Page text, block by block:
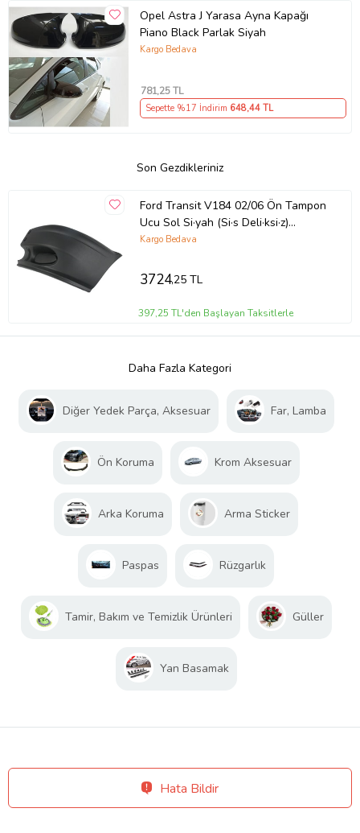
Opel Astra J Yarasa Ayna Kapağı
Piano Black Parlak Siyah
Kargo Bedava
781,25 TL
Sepette %17 İndirim 648,44 TL
Son Gezdikleriniz
Ford Transit V184 02/06 Ön Tampon
Ucu Sol Si·yah (Si·s Deli·ksi·z)
(Eurobump)
Kargo Bedava
3724,25 TL
397,25 TL'den Başlayan Taksitlerle
Daha Fazla Kategori
Diğer Yedek Parça, Aksesuar Far, Lamba
Ön Koruma Krom Aksesuar
Arka Koruma Arma Sticker
Paspas Rüzgarlık
Tamir, Bakım ve Temizlik Ürünleri Güller
Yan Basamak
Hata Bildir